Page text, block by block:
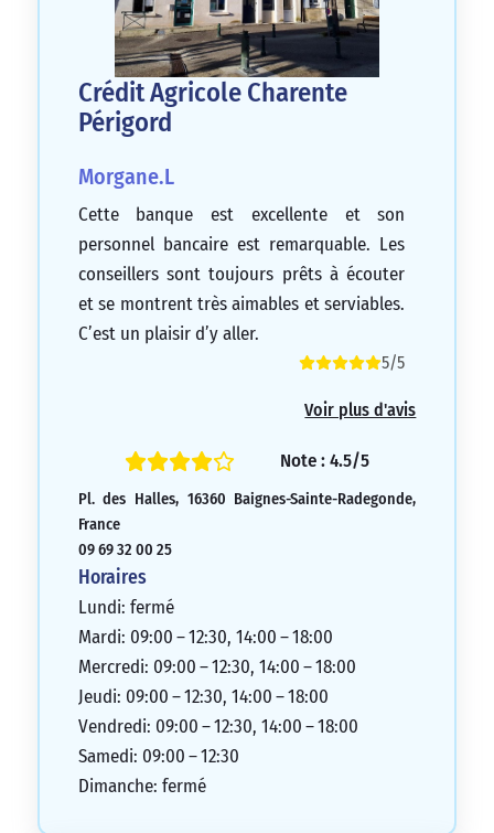
Crédit Agricole Charente
Périgord
Morgane.L
Cette banque est excellente et son
personnel bancaire est remarquable. Les
conseillers sont toujours prêts à écouter
et se montrent très aimables et serviables.
C’est un plaisir d’y aller.
5/5
Voir plus d'avis
Note : 4.5/5
Pl. des Halles, 16360 Baignes-Sainte-Radegonde,
France
09 69 32 00 25
Horaires
Lundi: fermé
Mardi: 09:00 – 12:30, 14:00 – 18:00
Mercredi: 09:00 – 12:30, 14:00 – 18:00
Jeudi: 09:00 – 12:30, 14:00 – 18:00
Vendredi: 09:00 – 12:30, 14:00 – 18:00
Samedi: 09:00 – 12:30
Dimanche: fermé